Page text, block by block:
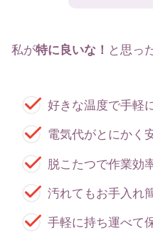
私が特に良いな！ と思っ
好きな温度で手軽
電気代がとにかく
脱こたつで作業効
汚れてもお手入れ
手軽に持ち運べて